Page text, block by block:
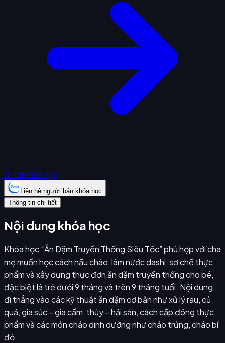
Đi tới khóa học
Liên hệ người bán khóa học
Thông tin chi tiết
Nội dung khóa học
Khóa học “Ăn Dặm Truyền Thống Siêu Tốc” phù hợp với cha
mẹ muốn học cách nấu cháo, làm nước dashi, sơ chế thực
phẩm và xây dựng thực đơn ăn dặm truyền thống cho bé,
đặc biệt là trẻ dưới 9 tháng và trên 9 tháng tuổi. Nội dung
đi thẳng vào các kỹ thuật ăn dặm cơ bản như xử lý rau, củ
quả, gia súc – gia cầm, thủy – hải sản, cách cấp đông thực
phẩm và các món cháo dinh dưỡng như cháo trứng, cháo bí
đỏ.